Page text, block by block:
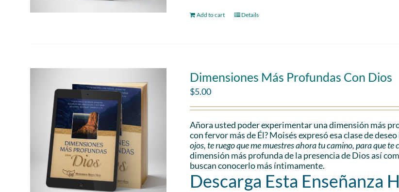
Add to cart Details
Dimensiones Más Profundas Con Dios
$5.00
Añora usted poder experimentar una dimensión más
con fervor más de Él? Moisés expresó esa clase de
ojos, te ruego que me muestres ahora tu camino, para que te
dimensión más profunda de la presencia de Dios así
buscan conocerlo más íntimamente.
Descarga Esta Enseñanza